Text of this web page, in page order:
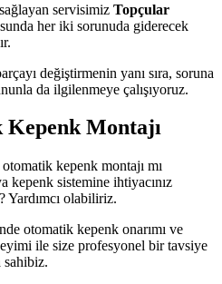
servisimiz Topçular
her iki sorunuda giderecek
değiştirmenin yanı sıra, soruna
da ilgilenmeye çalışıyoruz.
Montajı
kepenk montajı mı
kepenk sistemine ihtiyacınız
olabiliriz.
otomatik kepenk onarımı ve
ile size profesyonel bir tavsiye
sahibiz.